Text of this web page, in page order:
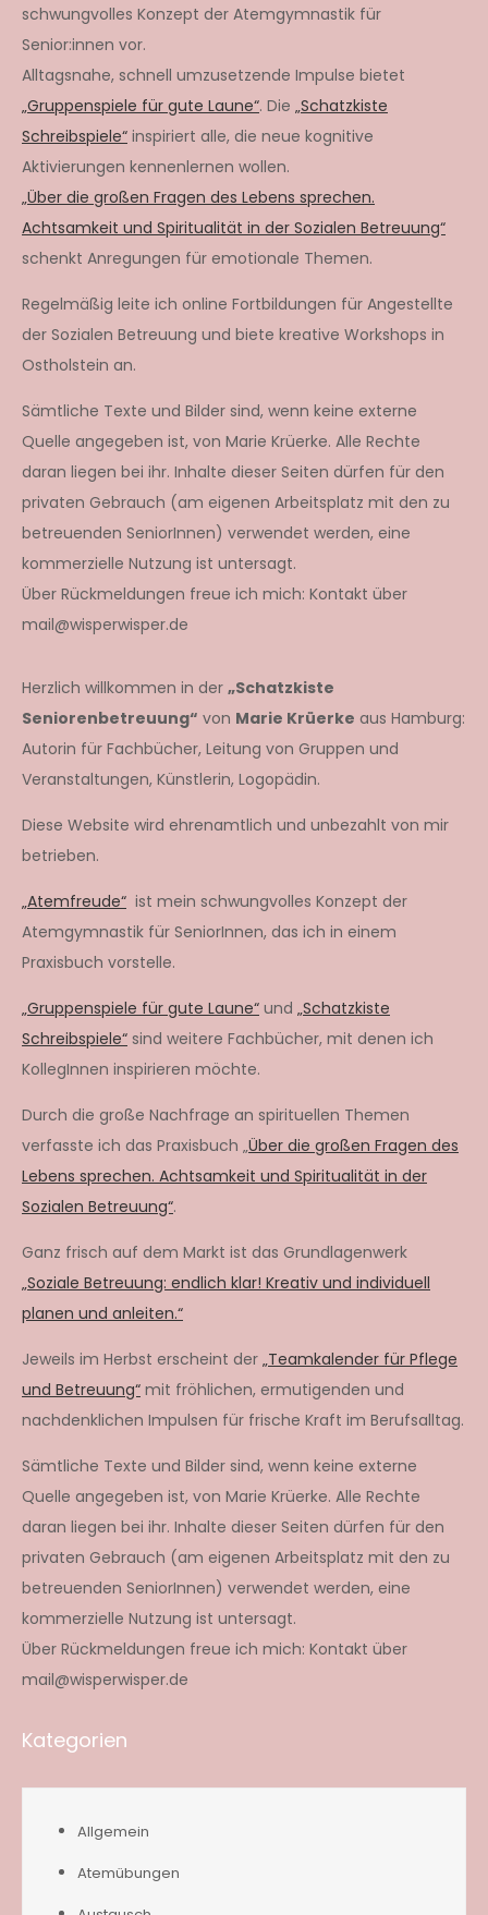
schwungvolles Konzept der Atemgymnastik für
Senior:innen vor.
Alltagsnahe, schnell umzusetzende Impulse bietet
„Gruppenspiele für gute Laune“. Die „Schatzkiste
Schreibspiele“ inspiriert alle, die neue kognitive
Aktivierungen kennenlernen wollen.
„Über die großen Fragen des Lebens sprechen.
Achtsamkeit und Spiritualität in der Sozialen Betreuung“
schenkt Anregungen für emotionale Themen.
Regelmäßig leite ich online Fortbildungen für Angestellte
der Sozialen Betreuung und biete kreative Workshops in
Ostholstein an.
Sämtliche Texte und Bilder sind, wenn keine externe
Quelle angegeben ist, von Marie Krüerke. Alle Rechte
daran liegen bei ihr. Inhalte dieser Seiten dürfen für den
privaten Gebrauch (am eigenen Arbeitsplatz mit den zu
betreuenden SeniorInnen) verwendet werden, eine
kommerzielle Nutzung ist untersagt.
Über Rückmeldungen freue ich mich: Kontakt über
mail@wisperwisper.de
Herzlich willkommen in der „Schatzkiste
Seniorenbetreuung“ von Marie Krüerke aus Hamburg:
Autorin für Fachbücher, Leitung von Gruppen und
Veranstaltungen, Künstlerin, Logopädin.
Diese Website wird ehrenamtlich und unbezahlt von mir
betrieben.
„Atemfreude“ ist mein schwungvolles Konzept der
Atemgymnastik für SeniorInnen, das ich in einem
Praxisbuch vorstelle.
„Gruppenspiele für gute Laune“ und „Schatzkiste
Schreibspiele“ sind weitere Fachbücher, mit denen ich
KollegInnen inspirieren möchte.
Durch die große Nachfrage an spirituellen Themen
verfasste ich das Praxisbuch „Über die großen Fragen des
Lebens sprechen. Achtsamkeit und Spiritualität in der
Sozialen Betreuung“.
Ganz frisch auf dem Markt ist das Grundlagenwerk
„Soziale Betreuung: endlich klar! Kreativ und individuell
planen und anleiten.“
Jeweils im Herbst erscheint der „Teamkalender für Pflege
und Betreuung“ mit fröhlichen, ermutigenden und
nachdenklichen Impulsen für frische Kraft im Berufsalltag.
Sämtliche Texte und Bilder sind, wenn keine externe
Quelle angegeben ist, von Marie Krüerke. Alle Rechte
daran liegen bei ihr. Inhalte dieser Seiten dürfen für den
privaten Gebrauch (am eigenen Arbeitsplatz mit den zu
betreuenden SeniorInnen) verwendet werden, eine
kommerzielle Nutzung ist untersagt.
Über Rückmeldungen freue ich mich: Kontakt über
mail@wisperwisper.de
Kategorien
Allgemein
Atemübungen